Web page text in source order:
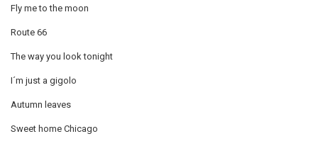
Fly me to the moon
Route 66
The way you look tonight
I´m just a gigolo
Autumn leaves
Sweet home Chicago